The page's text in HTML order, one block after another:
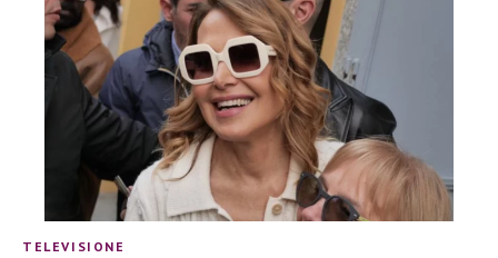
TELEVISIONE